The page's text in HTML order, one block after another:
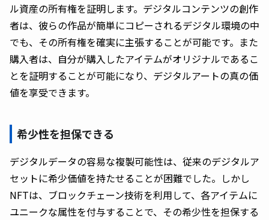
ル資産の所有権を証明します。デジタルコンテンツの創作
者は、彼らの作品が簡単にコピーされるデジタル環境の中
でも、その所有権を確実に主張することが可能です。また
購入者は、自分が購入したアイテムがオリジナルであるこ
とを証明することが可能になり、デジタルアートの真の価
値を享受できます。
希少性を担保できる
デジタルデータの容易な複製可能性は、従来のデジタルア
セットに希少価値を持たせることが困難でした。しかし
NFTは、ブロックチェーン技術を利用して、各アイテムに
ユニークな属性を付与することで、その希少性を担保する